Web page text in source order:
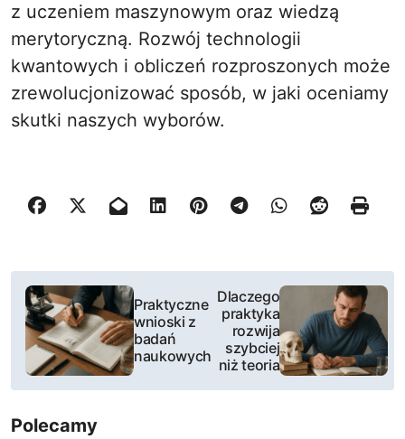
z uczeniem maszynowym oraz wiedzą
merytoryczną. Rozwój technologii
kwantowych i obliczeń rozproszonych może
zrewolucjonizować sposób, w jaki oceniamy
skutki naszych wyborów.
N
w
i
Praktyczne
wnioski z
badań
naukowych
Dlaczego
praktyka
rozwija
szybciej
niż teoria
Polecamy